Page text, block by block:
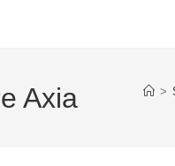
Axia >